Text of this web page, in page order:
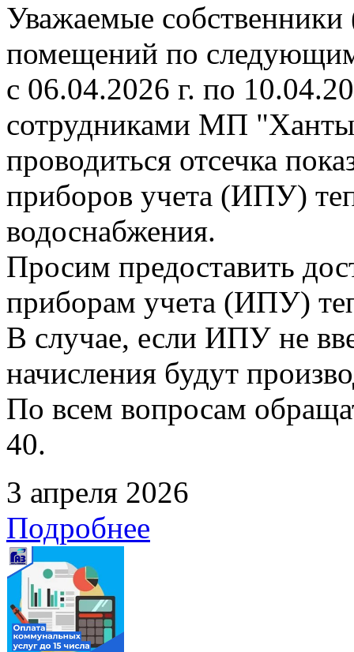
Уважаемые
помещений по
с 06.04.2026 г. по
сотрудниками МП
проводиться отсечка
приборов учета (ИПУ)
водоснабжения.
Просим предоставить
приборам учета (ИПУ)
В случае, если ИПУ не
начисления будут
По всем вопросам
40.
3 апреля 2026
Подробнее